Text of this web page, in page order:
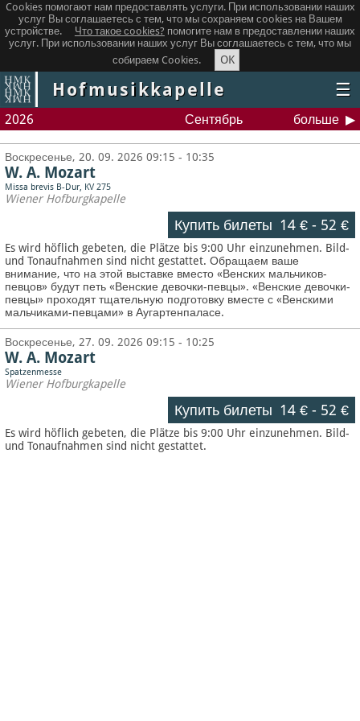
Cookies помогают нам предоставлять услуги. При использовании наших
услуг Вы соглашаетесь с тем, что мы сохраняем сookies на Вашем
устройстве.
Что такое сookies? помогите нам в предоставлении наших
услуг. При использовании наших услуг Вы соглашаетесь с тем, что мы
собираем Cookies.
OK
Hofmusikkapelle ☰
2026 Сентябрь больше
Воскресенье, 20. 09. 2026 09:15 - 10:35
W. A. Mozart
Missa brevis B-Dur, KV 275
Wiener Hofburgkapelle
Купить билеты 14 €- 52 €
Es wird höflich gebeten, die Plätze bis 9:00 Uhr einzunehmen. Bild-
und Tonaufnahmen sind nicht gestattet.Обращаем ваше
внимание, что на этой выставке вместо «Венских мальчиков-
певцов» будут петь «Венские девочки-певцы». «Венские девочки-
певцы» проходят тщательную подготовку вместе с «Венскими
мальчиками-певцами» в Аугартенпаласе.
Воскресенье, 27. 09. 2026 09:15 - 10:25
W. A. Mozart
Spatzenmesse
Wiener Hofburgkapelle
Купить билеты 14 €- 52 €
Es wird höflich gebeten, die Plätze bis 9:00 Uhr einzunehmen. Bild-
und Tonaufnahmen sind nicht gestattet.